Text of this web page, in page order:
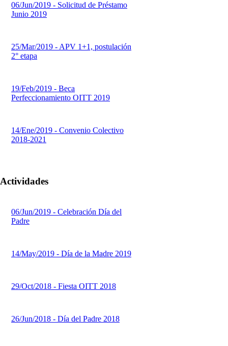
06/Jun/2019 - Solicitud de Préstamo
Junio 2019
25/Mar/2019 - APV 1+1, postulación
2° etapa
19/Feb/2019 - Beca
Perfeccionamiento OITT 2019
14/Ene/2019 - Convenio Colectivo
2018-2021
Actividades
06/Jun/2019 - Celebración Día del
Padre
14/May/2019 - Día de la Madre 2019
29/Oct/2018 - Fiesta OITT 2018
26/Jun/2018 - Día del Padre 2018